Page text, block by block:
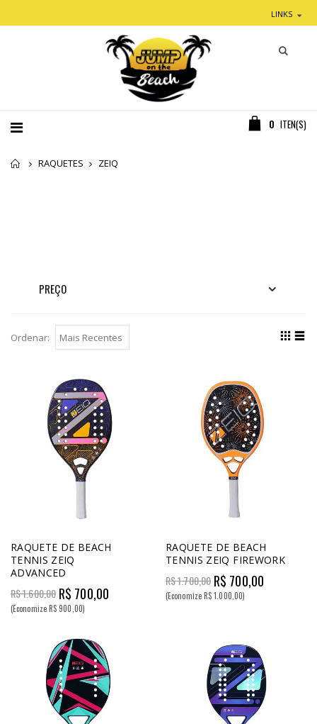
LINKS
0 ITEN(S)
Home
RAQUETES ZEIQ
PREÇO
Ordenar:
RAQUETE DE BEACH
TENNIS ZEIQ
ADVANCED
R$ 1.600,00 R$ 700,00
(Economize R$ 900,00)
RAQUETE DE BEACH
TENNIS ZEIQ FIREWORK
R$ 1.700,00 R$ 700,00
(Economize R$ 1.000,00)